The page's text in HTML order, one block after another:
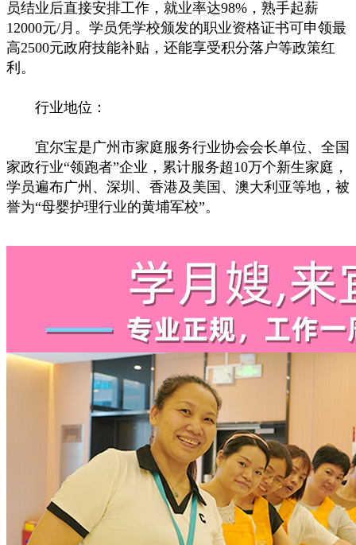
员结业后直接安排工作，就业率达98%，熟手起薪
12000元/月。学员凭学校颁发的职业资格证书可申领最
高2500元政府技能补贴，还能享受积分落户等政策红
利。
行业地位：
宜尔宝是广州市家庭服务行业协会会长单位、全国
家政行业“领跑者”企业，累计服务超10万个新生家庭，
学员遍布广州、深圳、香港及美国、澳大利亚等地，被
誉为“母婴护理行业的黄埔军校”。